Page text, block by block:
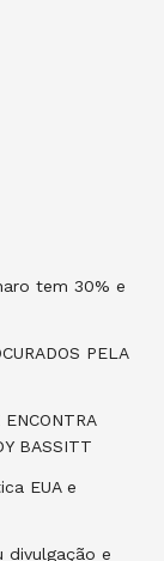
tem 30% e
PELA
BASSITT
EUA e
divulgação e